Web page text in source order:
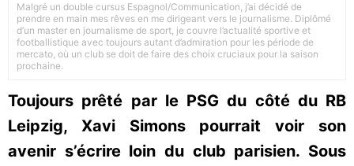
Malgré un double cursus Espagnol/Communication, j’ai décidé de
prendre en main mes rêves en me dirigeant vers le journalisme. Diplômé
d’un master en journalisme de sport, je couvre l’actualité sportive et
footballistique avec toujours autant d’admiration pour les période de
mercato, où un club se doit de faire des choix cruciaux pour la saison
prochaine.
Toujours prêté par le PSG du côté du RB
Leipzig, Xavi Simons pourrait voir son
avenir s’écrire loin du club parisien. Sous